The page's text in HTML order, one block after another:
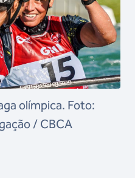
olímpica. Foto:
/ CBCA